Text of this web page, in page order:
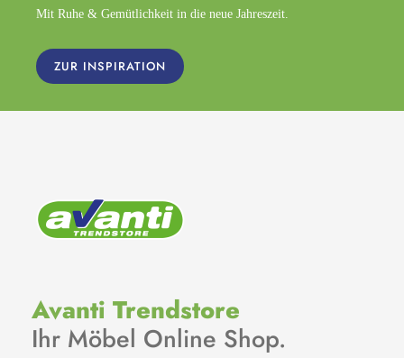
Mit Ruhe & Gemütlichkeit in die neue Jahreszeit.
ZUR INSPIRATION
Avanti Trendstore
Ihr Möbel Online Shop.